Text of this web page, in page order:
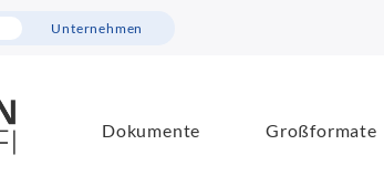
Unternehmen
Dokumente Großformate